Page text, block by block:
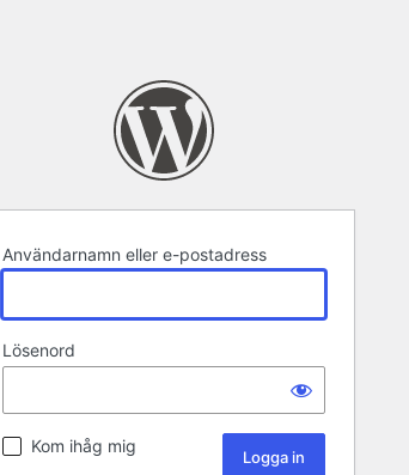
Användarnamn eller e-postadress
Lösenord
Kom ihåg mig